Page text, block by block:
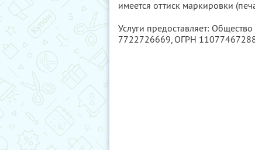
имеется оттиск маркировки
Услуги предоставляет:
7722726669, ОГРН